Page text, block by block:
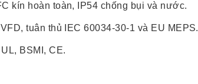
kín hoàn toàn, IP54 chống bụi và nước.
tuân thủ IEC 60034-30-1 và EU MEPS.
BSMI, CE.